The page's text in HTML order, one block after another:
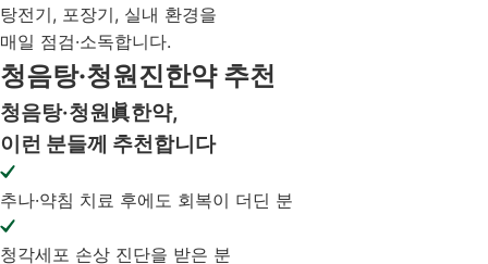
탕전기, 포장기, 실내 환경을
매일 점검·소독합니다.
청음탕·청원진한약 추천
청음탕·청원眞한약,
이런 분들께 추천합니다
추나·약침 치료 후에도 회복이 더딘 분
청각세포 손상 진단을 받은 분